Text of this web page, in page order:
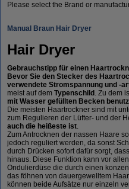
Please select the Brand or
Manual Braun Hair Dryer
Hair Dryer
Gebrauchstipp für einen
Bevor Sie den Stecker des
verwendete Stromspannung und -
meist auf dem Typenschild . Zu dem
mit Wasser gefüllten Becken
Die meisten Haartrockner sind mit
zum Regulieren der Lüfter- und der
auch die heißeste ist.
Zum Antrocknen der nassen Haare
jedoch reguliert werden, da sonst
durch Drücken sofort dafür sorgt,
hinaus. Diese Funktion kann vor
Ondulierdüse die durch einen
das föhnen von dauergewelltem
können beide Aufsätze nur einzeln